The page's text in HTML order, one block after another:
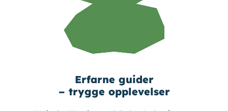
Erfarne guider
– trygge opplevelser